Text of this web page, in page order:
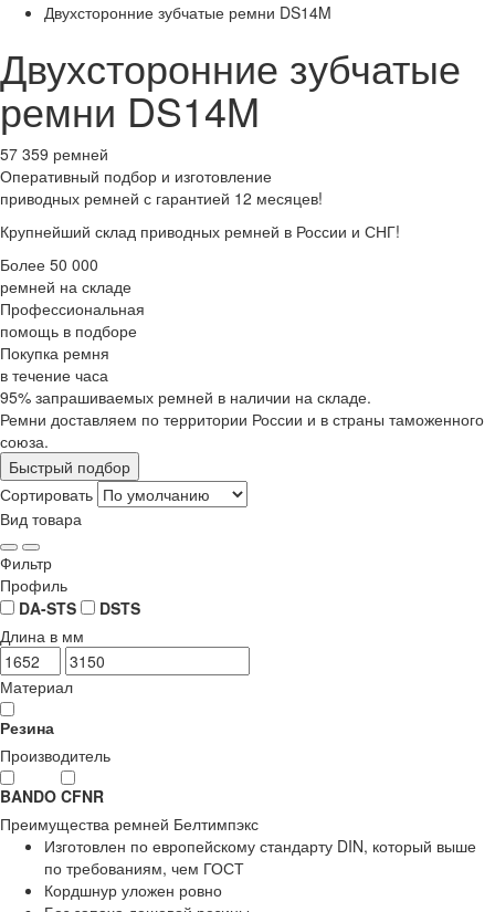
Двухсторонние зубчатые ремни DS14M
Двухсторонние зубчатые
ремни DS14M
57 359 ремней
Оперативный подбор и изготовление
приводных ремней с гарантией 12 месяцев!
Крупнейший склад приводных ремней в России и СНГ!
Более 50 000
ремней на складе
Профессиональная
помощь в подборе
Покупка ремня
в течение часа
95% запрашиваемых ремней в наличии на складе.
Ремни доставляем по территории России и в страны таможенного
союза.
Быстрый подбор
Сортировать
Вид товара
Фильтр
Профиль
DA-STS
DSTS
Длина в мм
Материал
Резина
Производитель
BANDO CFNR
Преимущества ремней Белтимпэкс
Изготовлен по европейскому стандарту DIN, который выше
по требованиям, чем ГОСТ
Кордшнур уложен ровно